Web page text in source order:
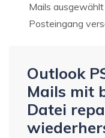
Mails
Posteingang
Outlook
Mails mit
Datei